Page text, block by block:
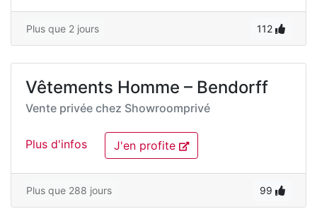
Plus que 2 jours 112
Vêtements Homme – Bendorff
Vente privée chez Showroomprivé
Plus d'infos J'en profite
Plus que 288 jours 99